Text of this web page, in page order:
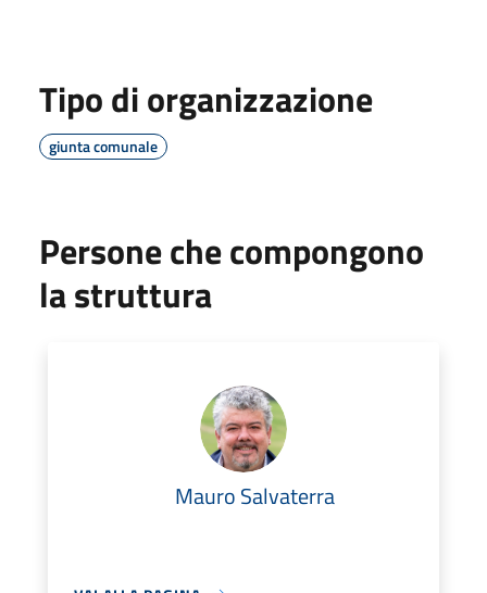
Tipo di organizzazione
giunta comunale
Persone che compongono
la struttura
Mauro Salvaterra